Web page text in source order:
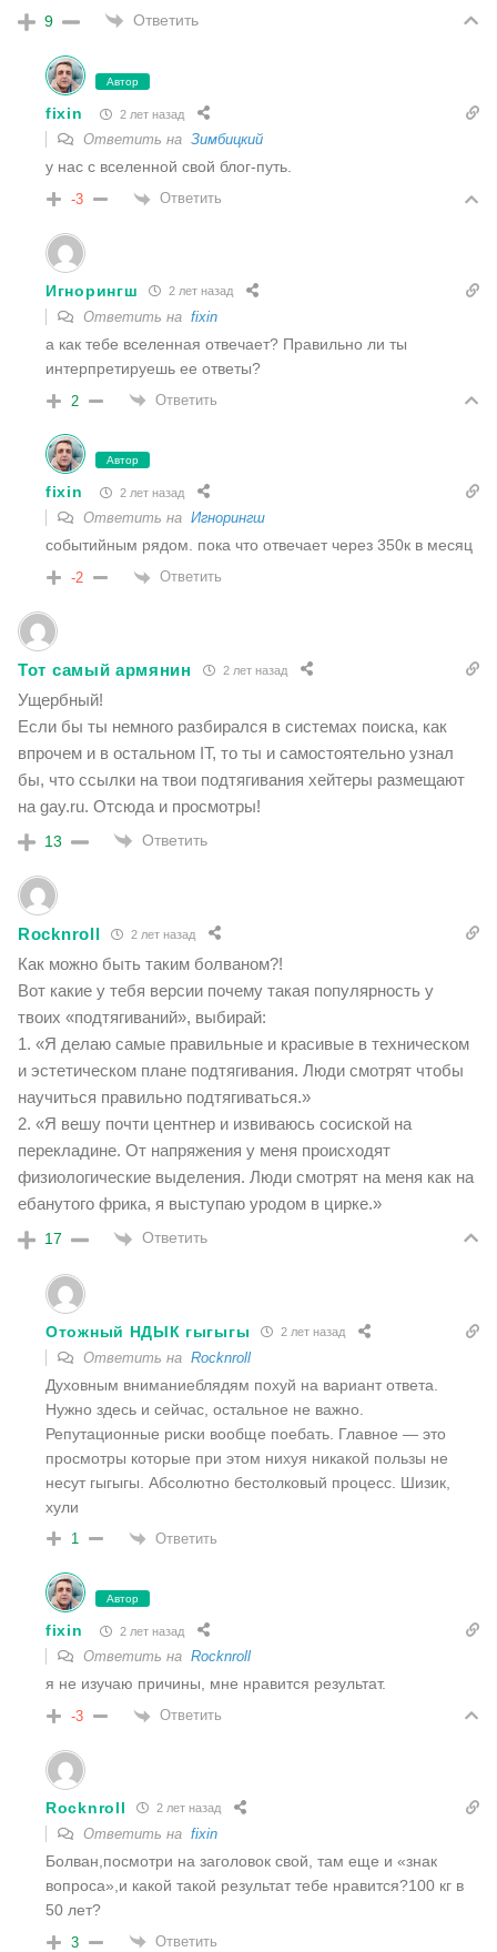
9 Ответить
Автор
fixin 2 лет назад
Ответить на Зимбицкий
у нас с вселенной свой блог-путь.
-3 Ответить
Игнорингш 2 лет назад
Ответить на fixin
а как тебе вселенная отвечает? Правильно ли ты
интерпретируешь ее ответы?
2 Ответить
Автор
fixin 2 лет назад
Ответить на Игнорингш
событийным рядом. пока что отвечает через 350к в месяц
-2 Ответить
Тот самый армянин 2 лет назад
Ущербный!
Если бы ты немного разбирался в системах поиска, как
впрочем и в остальном IT, то ты и самостоятельно узнал
бы, что ссылки на твои подтягивания хейтеры размещают
на gay.ru. Отсюда и просмотры!
13 Ответить
Rocknroll 2 лет назад
Как можно быть таким болваном?!
Вот какие у тебя версии почему такая популярность у
твоих «подтягиваний», выбирай:
1. «Я делаю самые правильные и красивые в техническом
и эстетическом плане подтягивания. Люди смотрят чтобы
научиться правильно подтягиваться.»
2. «Я вешу почти центнер и извиваюсь сосиской на
перекладине. От напряжения у меня происходят
физиологические выделения. Люди смотрят на меня как на
ебанутого фрика, я выступаю уродом в цирке.»
17 Ответить
Отожный НДЫК гыгыгы 2 лет назад
Ответить на Rocknroll
Духовным вниманиеблядям похуй на вариант ответа.
Нужно здесь и сейчас, остальное не важно.
Репутационные риски вообще поебать. Главное — это
просмотры которые при этом нихуя никакой пользы не
несут гыгыгы. Абсолютно бестолковый процесс. Шизик,
хули
1 Ответить
Автор
fixin 2 лет назад
Ответить на Rocknroll
я не изучаю причины, мне нравится результат.
-3 Ответить
Rocknroll 2 лет назад
Ответить на fixin
Болван,посмотри на заголовок свой, там еще и «знак
вопроса»,и какой такой результат тебе нравится?100 кг в
50 лет?
3 Ответить